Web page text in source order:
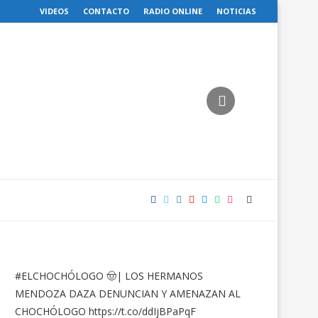
VIDEOS CONTACTO RADIO ONLINE NOTICIAS
#ELCHOCHÓLOGO 🤠| LOS HERMANOS
MENDOZA DAZA DENUNCIAN Y AMENAZAN AL
CHOCHÓLOGO https://t.co/ddIjBPaPqF